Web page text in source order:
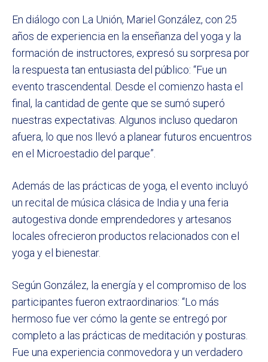
En diálogo con La Unión, Mariel González, con 25
años de experiencia en la enseñanza del yoga y la
formación de instructores, expresó su sorpresa por
la respuesta tan entusiasta del público: “Fue un
evento trascendental. Desde el comienzo hasta el
final, la cantidad de gente que se sumó superó
nuestras expectativas. Algunos incluso quedaron
afuera, lo que nos llevó a planear futuros encuentros
en el Microestadio del parque”.
Además de las prácticas de yoga, el evento incluyó
un recital de música clásica de India y una feria
autogestiva donde emprendedores y artesanos
locales ofrecieron productos relacionados con el
yoga y el bienestar.
Según González, la energía y el compromiso de los
participantes fueron extraordinarios: “Lo más
hermoso fue ver cómo la gente se entregó por
completo a las prácticas de meditación y posturas.
Fue una experiencia conmovedora y un verdadero